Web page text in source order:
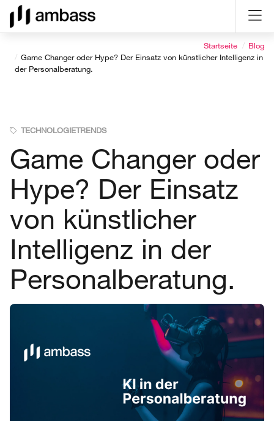
Direkt
zum
Inhalt
Direkt
zum
Hauptmenu
Direkt
Suche
Direkt
zum
Seitenfuß
Startseite
Blog
Game Changer oder Hype? Der Einsatz von künstlicher Intelligenz in
der Personalberatung.
TECHNOLOGIETRENDS
Game Changer oder
Hype? Der Einsatz
von künstlicher
Intelligenz in der
Personalberatung.